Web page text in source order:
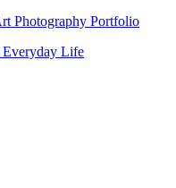
Photography Portfolio
Life